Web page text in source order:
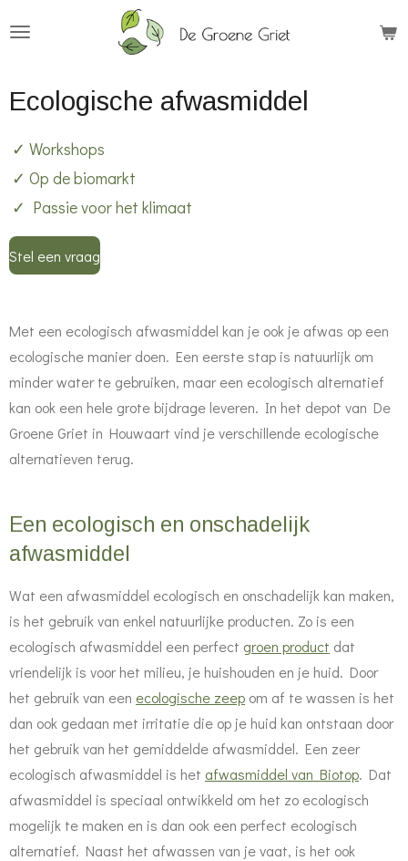
de
Ecologische afwasmiddel
✓ Workshops
✓ Op de biomarkt
✓ Passie voor het klimaat
Stel een vraag
Met een ecologisch afwasmiddel kan je ook je afwas op een
ecologische manier doen. Een eerste stap is natuurlijk om
minder water te gebruiken, maar een ecologisch alternatief
kan ook een hele grote bijdrage leveren. In het depot van De
Groene Griet in Houwaart vind je verschillende ecologische
alternatieven terug.
Een ecologisch en onschadelijk
afwasmiddel
Wat een afwasmiddel ecologisch en onschadelijk kan maken,
is het gebruik van enkel natuurlijke producten. Zo is een
ecologisch afwasmiddel een perfect groen product dat
vriendelijk is voor het milieu, je huishouden en je huid. Door
het gebruik van een ecologische zeep om af te wassen is het
dan ook gedaan met irritatie die op je huid kan ontstaan door
het gebruik van het gemiddelde afwasmiddel. Een zeer
ecologisch afwasmiddel is het afwasmiddel van Biotop. Dat
afwasmiddel is speciaal ontwikkeld om het zo ecologisch
mogelijk te maken en is dan ook een perfect ecologisch
alternatief. Naast het afwassen van je vaat, is het ook